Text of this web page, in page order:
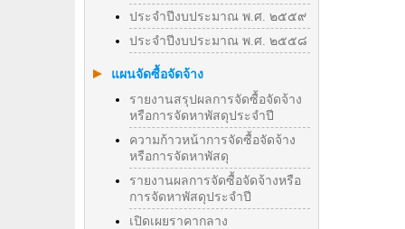
ประจำปีงบประมาณ พ.ศ. ๒๕๕๙
ประจำปีงบประมาณ พ.ศ. ๒๕๕๘
แผนจัดซื้อจัดจ้าง
รายงานสรุปผลการจัดซื้อจัดจ้าง
หรือการจัดหาพัสดุประจำปี
ความก้าวหน้าการจัดซื้อจัดจ้าง
หรือการจัดหาพัสดุ
รายงานผลการจัดซื้อจัดจ้างหรือ
การจัดหาพัสดุประจําปี
เปิดเผยราคากลาง